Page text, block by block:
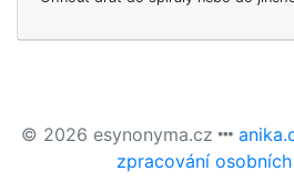
© 2026 esynonyma.cz
zpracování